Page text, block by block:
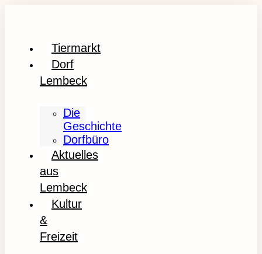
Tiermarkt
Dorf
Lembeck
Die
Geschichte
Dorfbüro
Aktuelles
aus
Lembeck
Kultur
&
Freizeit